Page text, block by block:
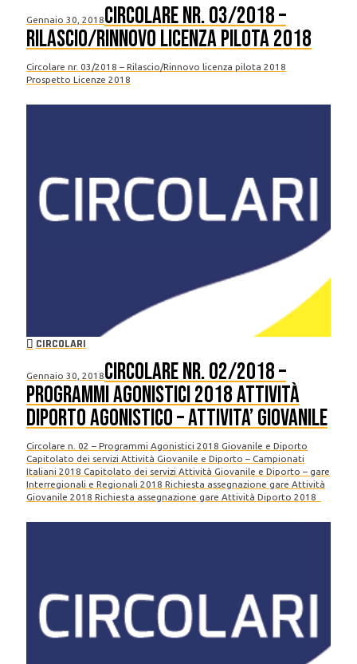
Gennaio 30, 2018Circolare nr. 03/2018 –
Rilascio/Rinnovo licenza pilota 2018
Circolare nr. 03/2018 – Rilascio/Rinnovo licenza pilota 2018
Prospetto Licenze 2018
CIRCOLARI
Gennaio 30, 2018Circolare nr. 02/2018 –
Programmi Agonistici 2018 Attività
DIPORTO AGONISTICO – Attivita’ GIOVANILE
Circolare n. 02 – Programmi Agonistici 2018 Giovanile e Diporto
Capitolato dei servizi Attività Giovanile e Diporto – Campionati
Italiani 2018 Capitolato dei servizi Attività Giovanile e Diporto – gare
Interregionali e Regionali 2018 Richiesta assegnazione gare Attività
Giovanile 2018 Richiesta assegnazione gare Attività Diporto 2018